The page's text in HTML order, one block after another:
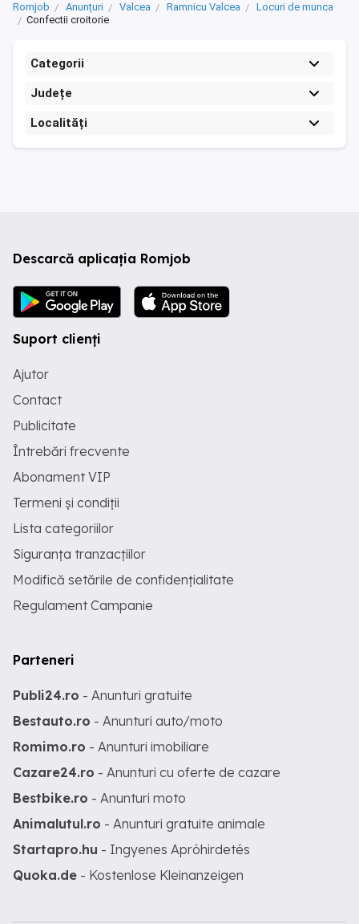
Romjob Anunțuri Valcea Ramnicu Valcea
Locuri de munca
Confectii croitorie
Categorii
Județe
Localități
Descarcă aplicația Romjob
Suport clienți
Ajutor
Contact
Publicitate
Întrebări frecvente
Abonament VIP
Termeni și condiții
Lista categoriilor
Siguranța tranzacțiilor
Modifică setările de confidențialitate
Regulament Campanie
Parteneri
Publi24.ro - Anunturi gratuite
Bestauto.ro - Anunturi auto/moto
Romimo.ro - Anunturi imobiliare
Cazare24.ro - Anunturi cu oferte de cazare
Bestbike.ro - Anunturi moto
Animalutul.ro - Anunturi gratuite animale
Startapro.hu - Ingyenes Apróhirdetés
Quoka.de - Kostenlose Kleinanzeigen